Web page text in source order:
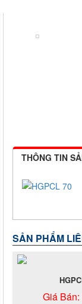
THÔNG TIN
SẢN PHẨM
Giá Bán: